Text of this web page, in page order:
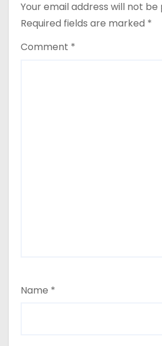
Your email address will not be
Required fields are marked *
Comment *
Name *